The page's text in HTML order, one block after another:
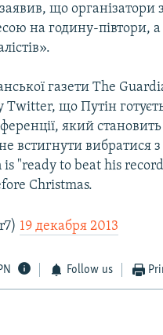
що організатори
на годину-півтори,
газети The
що Путін
який
встигнути вибратися
"ready to beat his
Christmas.
19 декабря 2013
Follow us